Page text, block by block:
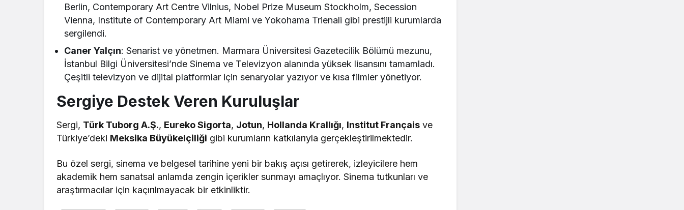
Berlin, Contemporary Art Centre Vilnius, Nobel Prize Museum Stockholm, Secession
Vienna, Institute of Contemporary Art Miami ve Yokohama Trienali gibi prestijli kurumlarda
sergilendi.
Caner Yalçın: Senarist ve yönetmen. Marmara Üniversitesi Gazetecilik Bölümü mezunu,
İstanbul Bilgi Üniversitesi’nde Sinema ve Televizyon alanında yüksek lisansını tamamladı.
Çeşitli televizyon ve dijital platformlar için senaryolar yazıyor ve kısa filmler yönetiyor.
Sergiye Destek Veren Kuruluşlar
Sergi, Türk Tuborg A.Ş., Eureko Sigorta, Jotun, Hollanda Krallığı, Institut Français ve
Türkiye’deki Meksika Büyükelçiliği gibi kurumların katkılarıyla gerçekleştirilmektedir.
Bu özel sergi, sinema ve belgesel tarihine yeni bir bakış açısı getirerek, izleyicilere hem
akademik hem sanatsal anlamda zengin içerikler sunmayı amaçlıyor. Sinema tutkunları ve
araştırmacılar için kaçırılmayacak bir etkinliktir.